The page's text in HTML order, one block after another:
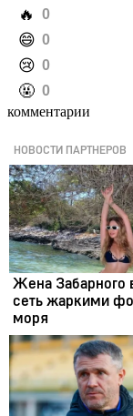
️🔥 0
️😄 0
️😢 0
️🤬 0
комментарии